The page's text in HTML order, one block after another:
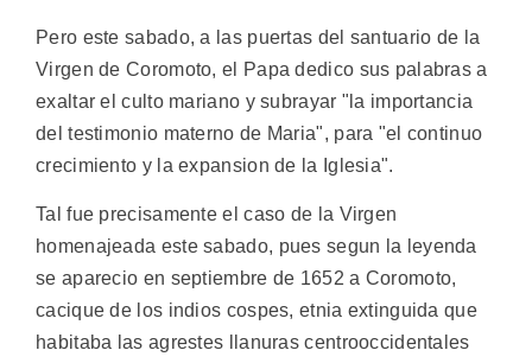
Pero este sabado, a las puertas del santuario de la
Virgen de Coromoto, el Papa dedico sus palabras a
exaltar el culto mariano y subrayar "la importancia
del testimonio materno de Maria", para "el continuo
crecimiento y la expansion de la Iglesia".
Tal fue precisamente el caso de la Virgen
homenajeada este sabado, pues segun la leyenda
se aparecio en septiembre de 1652 a Coromoto,
cacique de los indios cospes, etnia extinguida que
habitaba las agrestes llanuras centrooccidentales